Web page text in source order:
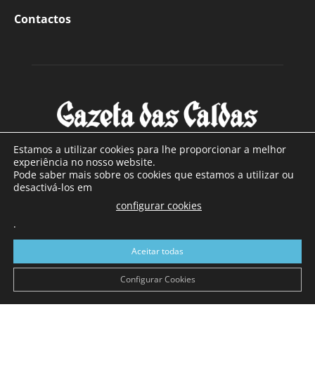
Contactos
SOBRE NÓS
Com sede nas Caldas da Rainha e mais de 90 anos de
a sul de distrito de Leiria, com mais de 40.000 leitores por
toda a região Oeste. Jornal com distribuição em Portugal
Continental e assinatura online.
Estamos a utilizar cookies para lhe proporcionar a melhor
experiência no nosso website.
Pode saber mais sobre os cookies que estamos a utilizar ou
desactivá-los em
configurar cookies
.
Aceitar todas
Configurar Cookies